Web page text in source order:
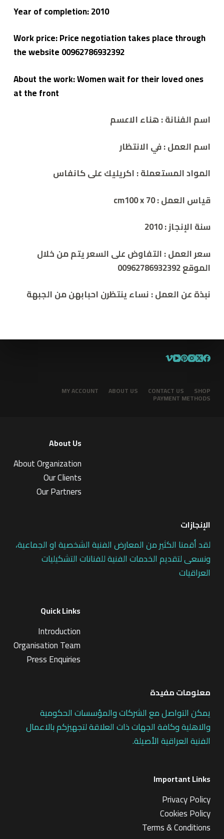
Year of completion: 2010
Work price: Price negotiation takes place through
the website 00962786932392
About the work: Women wait for their loved ones
at the front
اسم الفنانة :هناء الاعسم
اسم العمل :في الانتظار
المواد المستعملة :اكريليك على كانفاس
قياس العمل : cm100 x 70
سنة الإنجاز :2010
سعر العمل :التفاوض على السعر يتم من خلال
الموقع 00962786932392
نبذةعنالعمل:نساء ينتظرن احبابهن من الجبهة
SHOP
CONTACT US
ABOUT US
MY ACCOUNT
PAYMENT METHODS
About Us
About Organization
Our Clients
Our Partners
الإنجازات
لقد أقمنا الكثير من المعارض الفنية الشخصية او الجماعية،
ونسعى لتقديم الخدمات الفنية للفنانات التشكيليات
العراقيات
Quick Links
Introduction
Organisation Team
Press Enquiries
معلومات مفيدة
يمكن التواصل مع الشركات والمؤسسات الحكومية
والاهلية وكافة الجهات ذات العلاقة لتجهيزكم بالاعمال
الفنية العراقية الأصيلة.
Important Links
Privacy Policy
Cookies Policy
Terms & Conditions